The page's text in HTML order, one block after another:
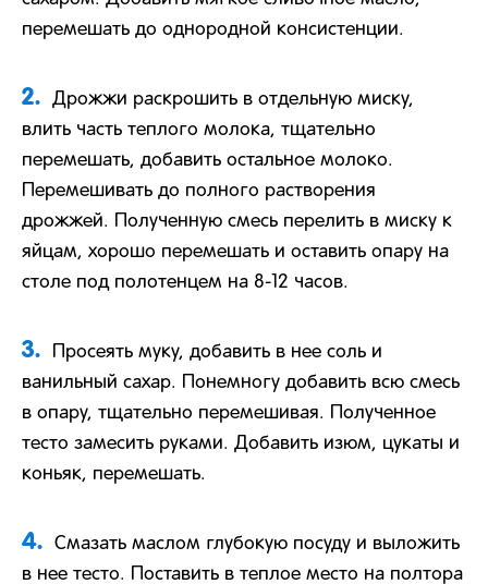
перемешать до однородной консистенции.
2.
Дрожжи раскрошить в отдельную миску,
влить часть теплого молока, тщательно
перемешать, добавить остальное молоко.
Перемешивать до полного растворения
дрожжей. Полученную смесь перелить в миску к
яйцам, хорошо перемешать и оставить опару на
столе под полотенцем на 8-12 часов.
3.
Просеять муку, добавить в нее соль и
ванильный сахар. Понемногу добавить всю смесь
в опару, тщательно перемешивая. Полученное
тесто замесить руками. Добавить изюм, цукаты и
коньяк, перемешать.
4.
Смазать маслом глубокую посуду и выложить
в нее тесто. Поставить в теплое место на полтора